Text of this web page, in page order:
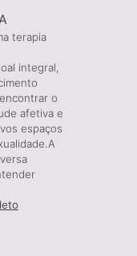
terapia
integral,
o
afetiva e
espaços